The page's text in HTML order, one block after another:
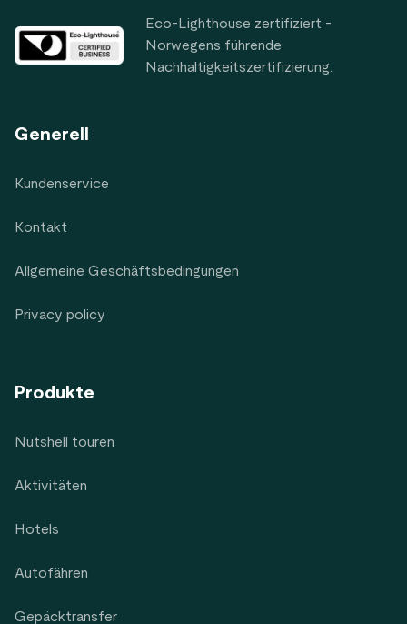
Eco-Lighthouse zertifiziert -
Norwegens führende
Nachhaltigkeitszertifizierung.
Generell
Kundenservice
Kontakt
Allgemeine Geschäftsbedingungen
Privacy policy
Produkte
Nutshell touren
Aktivitäten
Hotels
Autofähren
Gepäcktransfer